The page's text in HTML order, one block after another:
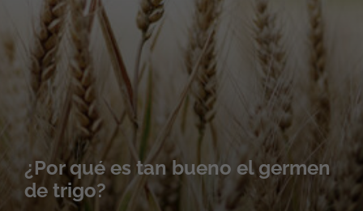
¿Por qué es tan bueno el germen
de trigo?